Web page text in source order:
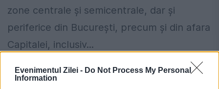
Evenimentul Zilei - Do Not Process My Personal
Information
zone centrale și semicentrale, dar și
periferice din București, precum și din afara
Capitalei, inclusiv...